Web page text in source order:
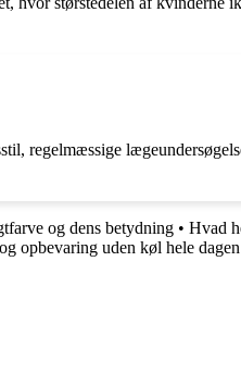
regelmæssige
og dens betydning • Hvad
opbevaring uden køl hele dagen